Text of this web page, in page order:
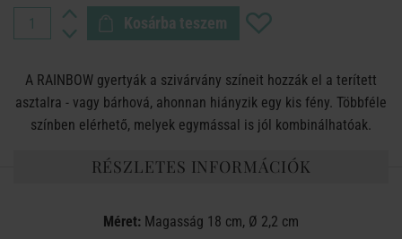
Kosárba teszem
A RAINBOW gyertyák a szivárvány színeit hozzák el a terített
asztalra - vagy bárhová, ahonnan hiányzik egy kis fény. Többféle
színben elérhető, melyek egymással is jól kombinálhatóak.
RÉSZLETES INFORMÁCIÓK
Méret: Magasság 18 cm, Ø 2,2 cm